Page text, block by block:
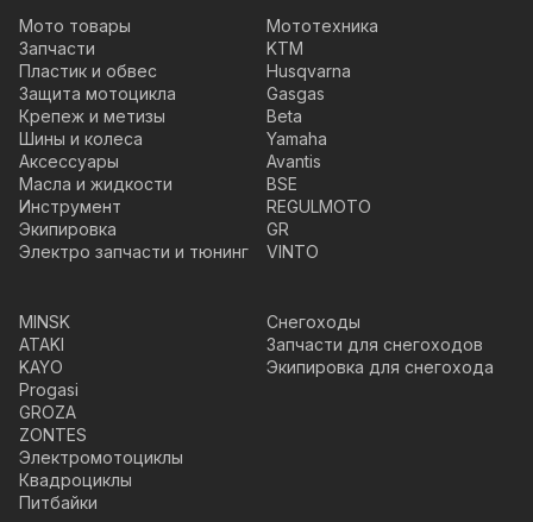
Мото товары
Запчасти
Пластик и обвес
Защита мотоцикла
Крепеж и метизы
Шины и колеса
Аксессуары
Масла и жидкости
Инструмент
Экипировка
Электро запчасти и тюнинг
Мототехника
KTM
Husqvarna
Gasgas
Beta
Yamaha
Avantis
BSE
REGULMOTO
GR
VINTO
MINSK
ATAKI
KAYO
Progasi
GROZA
ZONTES
Электромотоциклы
Квадроциклы
Питбайки
Снегоходы
Запчасти для снегоходов
Экипировка для снегохода